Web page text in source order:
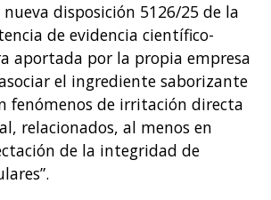
disposición 5126/25 de la
de evidencia científico-
aportada por la propia empresa
el ingrediente saborizante
fenómenos de irritación directa
relacionados, al menos en
de la integridad de